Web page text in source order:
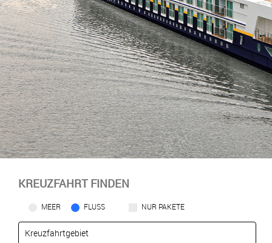
KREUZFAHRT FINDEN
MEER FLUSS NUR PAKETE